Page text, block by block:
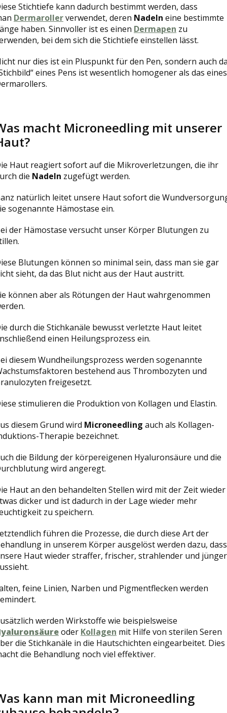
Stichtiefe kann dadurch bestimmt werden, dass
Dermarollerverwendet, deren Nadeln eine bestimmte
haben. Sinnvoller ist es einen Dermapen zu
bei dem sich die Stichtiefe einstellen lässt.
nur dies ist ein Pluspunkt für den Pen, sondern auch
eines Pens ist wesentlich homogener als das eines
macht Microneedling mit unserer
Haut reagiert sofort auf die Mikroverletzungen, die ihr
die Nadeln zugefügt werden.
natürlich leitet unsere Haut sofort die
sogenannte Hämostase ein.
der Hämostase versucht unser Körper Blutungen zu
Blutungen können so minimal sein, dass man sie gar
sieht, da das Blut nicht aus der Haut austritt.
können aber als Rötungen der Haut wahrgenommen
durch die Stichkanäle bewusst verletzte Haut leitet
einen Heilungsprozess ein.
diesem Wundheilungsprozess werden sogenannte
bestehend aus Thrombozyten und
freigesetzt.
stimulieren die Produktion von Kollagen und Elastin.
diesem Grund wird Microneedling auch als Kollagen-
Therapie bezeichnet.
die Bildung der körpereigenen Hyaluronsäure und die
wird angeregt.
Haut an den behandelten Stellen wird mit der Zeit wieder
dicker und ist dadurch in der Lage wieder mehr
zu speichern.
führen die Prozesse, die durch diese Art der
in unserem Körper ausgelöst werden dazu, dass
Haut wieder straffer, frischer, strahlender und jünger
feine Linien, Narben und Pigmentflecken werden
werden Wirkstoffe wie beispielsweise
oder Kollagen mit Hilfe von sterilen Seren
die Stichkanäle in die Hautschichten eingearbeitet. Dies
die Behandlung noch viel effektiver.
kann man mit Microneedling